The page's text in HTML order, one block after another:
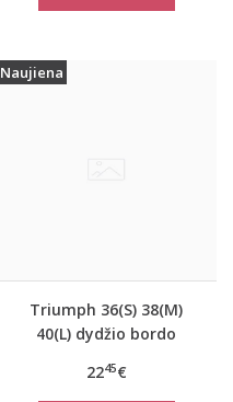
Naujiena
Triumph 36(S) 38(M)
40(L) dydžio bordo
palaidinė Climate
2245€